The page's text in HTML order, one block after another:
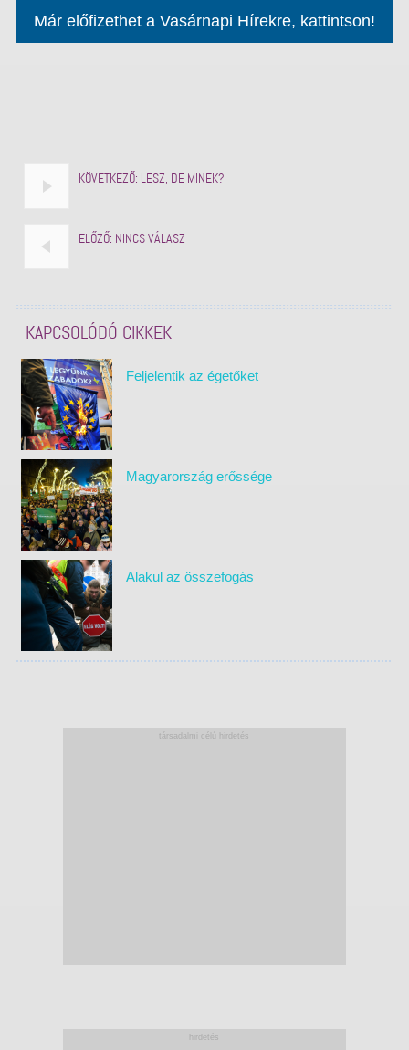
Már előfizethet a Vasárnapi Hírekre, kattintson!
KÖVETKEZŐ: LESZ, DE MINEK?
ELŐZŐ: NINCS VÁLASZ
KAPCSOLÓDÓ CIKKEK
Feljelentik az égetőket
Magyarország erőssége
Alakul az összefogás
társadalmi célú hirdetés
hirdetés